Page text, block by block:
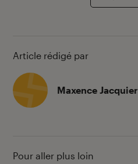
Article rédigé par
Maxence Jacquier
Pour aller plus loin